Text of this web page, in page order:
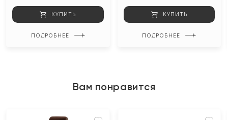
КУПИТЬ
ПОДРОБНЕЕ
КУПИТЬ
ПОДРОБНЕЕ
Вам понравится